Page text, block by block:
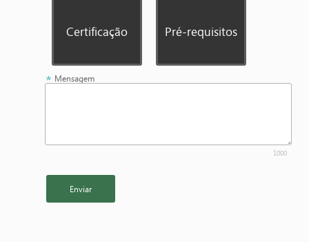
Certificação Pré-requisitos
Mensagem
1000